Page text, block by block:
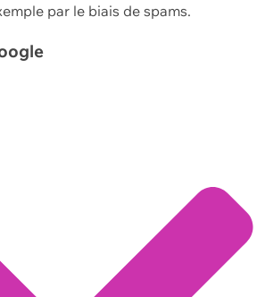
par le biais de spams.